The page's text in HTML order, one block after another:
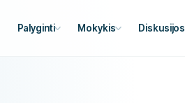
Palyginti Mokykis Diskusijos